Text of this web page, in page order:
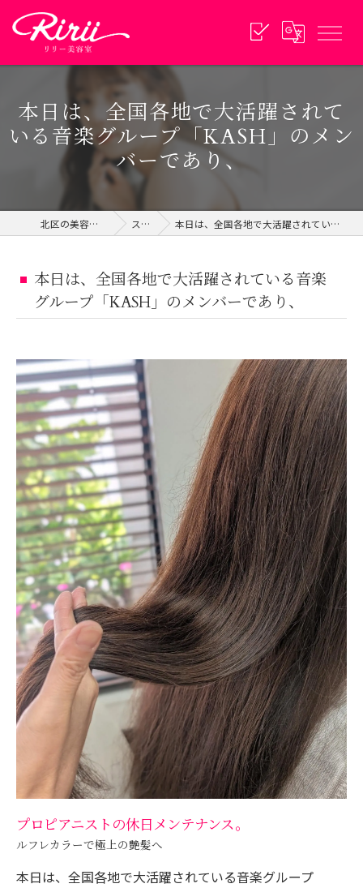
本日は、全国各地で大活躍されて
いる音楽グループ「KASH」のメン
バーであり、
北区の美容院ならリリー美容室 スタイル 本日は、全国各地で大活躍されている音楽グループ「KASH」のメンバーであり、
本日は、全国各地で大活躍されている音楽
グループ「KASH」のメンバーであり、
プロピアニストの休日メンテナンス。
ルフレカラーで極上の艶髪へ
本日は、全国各地で大活躍されている音楽グループ